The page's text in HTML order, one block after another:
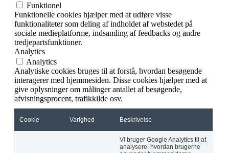
Funktionel
Funktionelle cookies hjælper med at udføre visse
funktionaliteter som deling af indholdet af webstedet på
sociale medieplatforme, indsamling af feedbacks og andre
tredjepartsfunktioner.
Analytics
Analytics
Analytiske cookies bruges til at forstå, hvordan besøgende
interagerer med hjemmesiden. Disse cookies hjælper med at
give oplysninger om målinger antallet af besøgende,
afvisningsprocent, trafikkilde osv.
Cookie Varighed Beskrivelse
Vi bruger Google Analytics til at
analysere, hvordan brugerne